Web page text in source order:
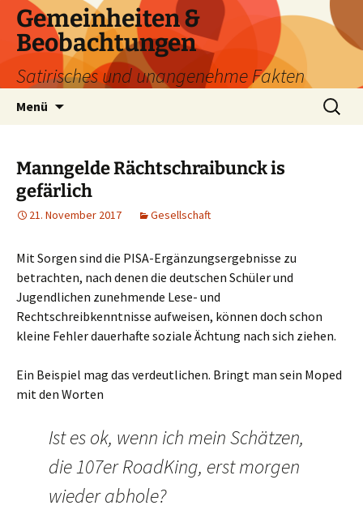
Zum
Inhalt
springen
Gemeinheiten &
Beobachtungen
Satirisches und unangenehme Fakten
Menü
Suchen
nach:
Manngelde Rächtschraibunck is
gefärlich
21. November 2017 Gesellschaft
Mit Sorgen sind die PISA-Ergänzungsergebnisse zu
betrachten, nach denen die deutschen Schüler und
Jugendlichen zunehmende Lese- und
Rechtschreibkenntnisse aufweisen, können doch schon
kleine Fehler dauerhafte soziale Ächtung nach sich ziehen.
Ein Beispiel mag das verdeutlichen. Bringt man sein Moped
mit den Worten
Ist es ok, wenn ich mein Schätzen,
die 107er RoadKing, erst morgen
wieder abhole?